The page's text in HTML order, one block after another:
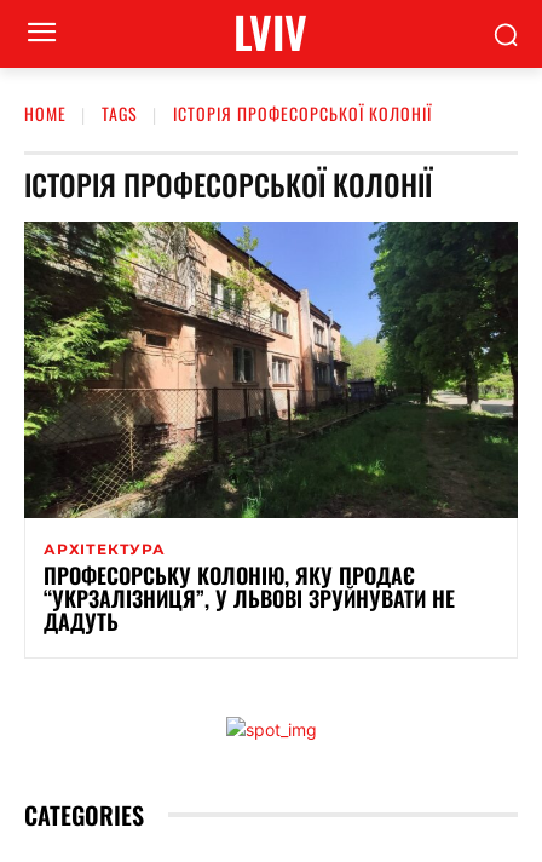
LVIV
HOME TAGS ІСТОРІЯ ПРОФЕСОРСЬКОЇ КОЛОНІЇ
ІСТОРІЯ ПРОФЕСОРСЬКОЇ КОЛОНІЇ
АРХІТЕКТУРА
ПРОФЕСОРСЬКУ КОЛОНІЮ, ЯКУ ПРОДАЄ
“УКРЗАЛІЗНИЦЯ”, У ЛЬВОВІ ЗРУЙНУВАТИ НЕ
ДАДУТЬ
CATEGORIES